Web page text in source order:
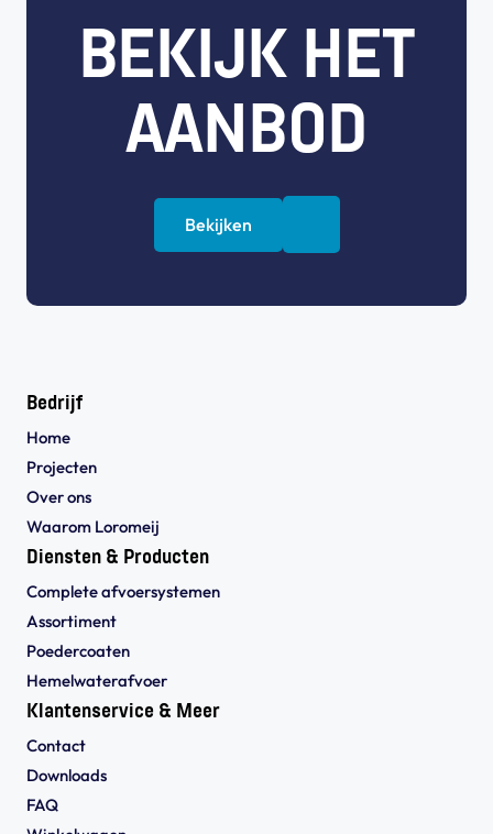
BEKIJK HET
AANBOD
Bekijken
Bedrijf
Home
Projecten
Over ons
Waarom Loromeij
Diensten & Producten
Complete afvoersystemen
Assortiment
Poedercoaten
Hemelwaterafvoer
Klantenservice & Meer
Contact
Downloads
FAQ